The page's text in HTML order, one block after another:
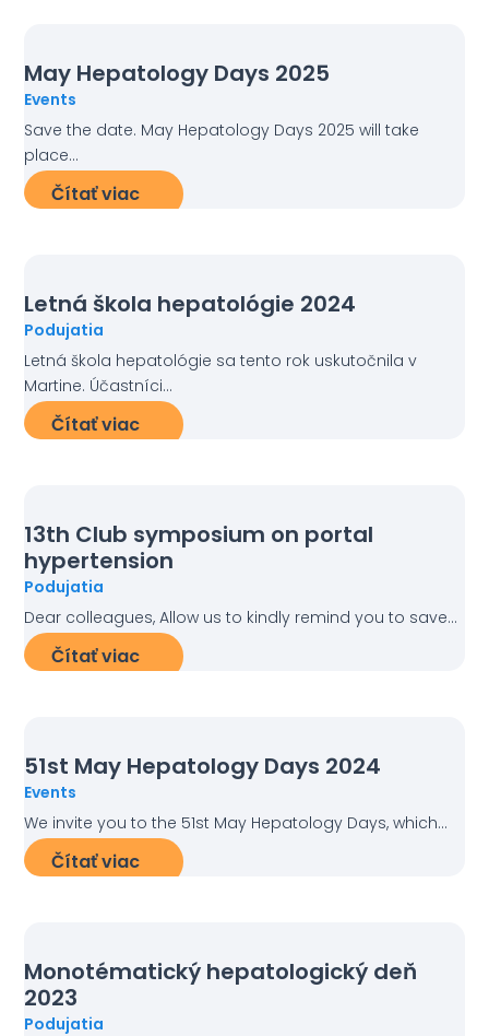
May Hepatology Days 2025
Events
Save the date. May Hepatology Days 2025 will take
place...
Čítať viac
Letná škola hepatológie 2024
Podujatia
Letná škola hepatológie sa tento rok uskutočnila v
Martine. Účastníci...
Čítať viac
13th Club symposium on portal
hypertension
Podujatia
Dear colleagues, Allow us to kindly remind you to save...
Čítať viac
51st May Hepatology Days 2024
Events
We invite you to the 51st May Hepatology Days, which...
Čítať viac
Monotématický hepatologický deň
2023
Podujatia